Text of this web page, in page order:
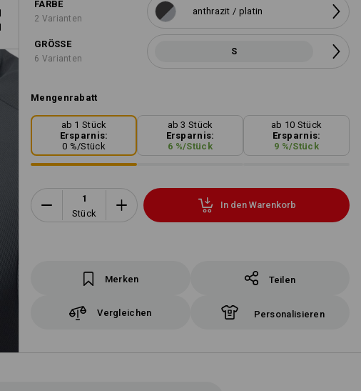
FARBE
2 Varianten
anthrazit / platin
GRÖSSE
6 Varianten
S
Mengenrabatt
ab 1 Stück
Ersparnis:
0 %/Stück
ab 3 Stück
Ersparnis:
6 %/Stück
ab 10 Stück
Ersparnis:
9 %/Stück
Stück
In den Warenkorb
Merken Teilen
Vergleichen Personalisieren